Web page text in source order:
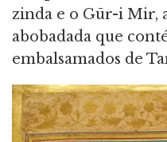
zinda e o Gūr-i Mir,
abobadada que
embalsamados de